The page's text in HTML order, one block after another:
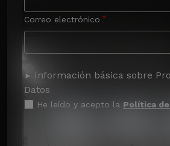
Correo electrónico
Información básica sobre
Datos
He leído y acepto la Política